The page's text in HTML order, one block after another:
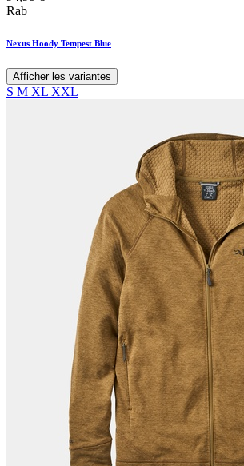
Rab
Nexus Hoody Tempest Blue
Afficher les variantes
S M XL XXL